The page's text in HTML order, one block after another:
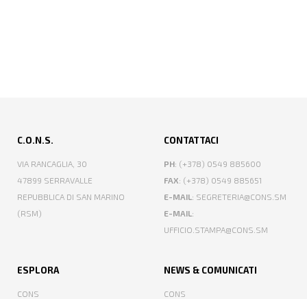
C.O.N.S.
VIA RANCAGLIA, 30
47899 SERRAVALLE
REPUBBLICA DI SAN MARINO
(RSM)
CONTATTACI
PH: (+378) 0549 885600
FAX: (+378) 0549 885651
E-MAIL : SEGRETERIA@CONS.SM
E-MAIL :
UFFICIO.STAMPA@CONS.SM
ESPLORA
CONS
NEWS & COMUNICATI
CONS